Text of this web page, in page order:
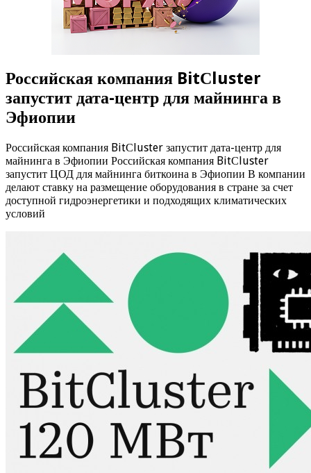
Российская компания BitСluster
запустит дата-центр для майнинга в
Эфиопии
Российская компания BitСluster запустит дата-центр для
майнинга в Эфиопии Российская компания BitСluster
запустит ЦОД для майнинга биткоина в Эфиопии В компании
делают ставку на размещение оборудования в стране за счет
доступной гидроэнергетики и подходящих климатических
условий